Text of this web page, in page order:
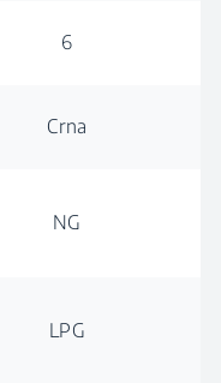
6
Crna
NG
LPG